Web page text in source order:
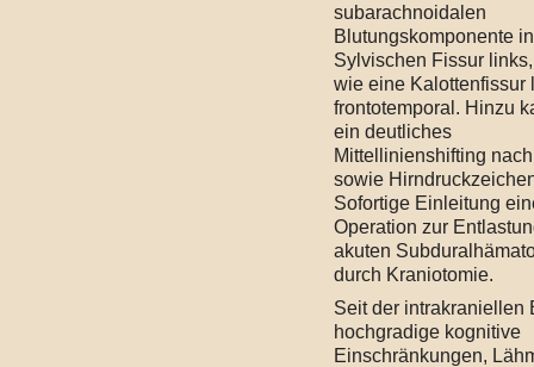
subarachnoidalen
Blutungskomponente
Sylvischen Fissur
wie eine Kalottenfissur
frontotemporal. Hinzu
ein deutliches
Mittellinienshifting
sowie
Sofortige Einleitung
Operation zur
akuten
durch Kraniotomie.
Seit der intrakraniellen
hochgradige kognitive
Einschränkungen,